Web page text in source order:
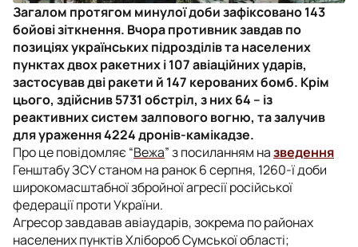
Загалом протягом минулої доби зафіксовано 143
бойові зіткнення. Вчора противник завдав по
позиціях українських підрозділів та населених
пунктах двох ракетних і 107 авіаційних ударів,
застосував дві ракети й 147 керованих бомб. Крім
цього, здійснив 5731 обстріл, з них 64 – із
реактивних систем залпового вогню, та залучив
для ураження 4224 дронів-камікадзе.
Про це повідомляє “Вежа” з посиланням назведення
Генштабу ЗСУ станом на ранок 6 серпня, 1260-ї доби
широкомасштабної збройної агресії російської
федерації проти України.
Агресор завдавав авіаударів, зокрема по районах
населених пунктів Хлібороб Сумської області;